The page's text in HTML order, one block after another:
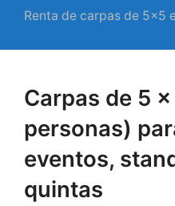
Renta de carpas de 5×5
Carpas de 5
personas)
eventos,
quintas